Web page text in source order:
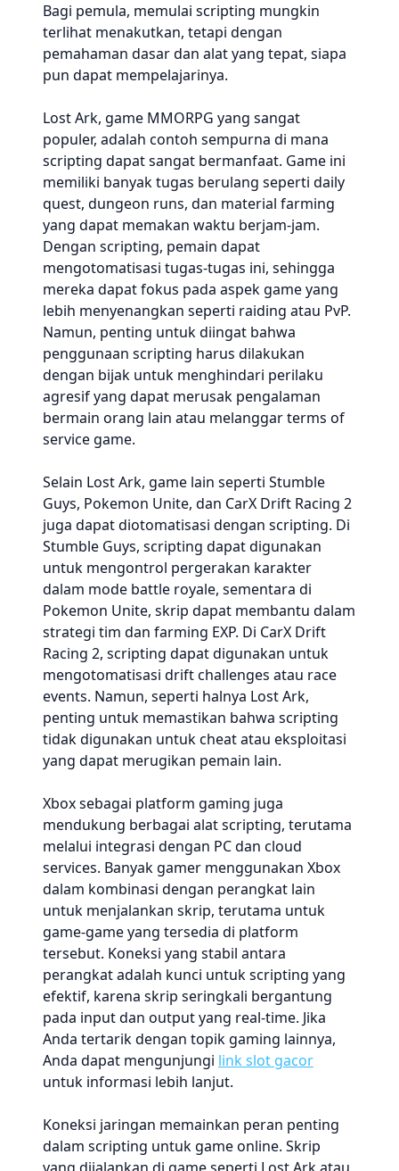
Bagi pemula, memulai scripting mungkin
terlihat menakutkan, tetapi dengan
pemahaman dasar dan alat yang tepat, siapa
pun dapat mempelajarinya.
Lost Ark, game MMORPG yang sangat
populer, adalah contoh sempurna di mana
scripting dapat sangat bermanfaat. Game ini
memiliki banyak tugas berulang seperti daily
quest, dungeon runs, dan material farming
yang dapat memakan waktu berjam-jam.
Dengan scripting, pemain dapat
mengotomatisasi tugas-tugas ini, sehingga
mereka dapat fokus pada aspek game yang
lebih menyenangkan seperti raiding atau PvP.
Namun, penting untuk diingat bahwa
penggunaan scripting harus dilakukan
dengan bijak untuk menghindari perilaku
agresif yang dapat merusak pengalaman
bermain orang lain atau melanggar terms of
service game.
Selain Lost Ark, game lain seperti Stumble
Guys, Pokemon Unite, dan CarX Drift Racing 2
juga dapat diotomatisasi dengan scripting. Di
Stumble Guys, scripting dapat digunakan
untuk mengontrol pergerakan karakter
dalam mode battle royale, sementara di
Pokemon Unite, skrip dapat membantu dalam
strategi tim dan farming EXP. Di CarX Drift
Racing 2, scripting dapat digunakan untuk
mengotomatisasi drift challenges atau race
events. Namun, seperti halnya Lost Ark,
penting untuk memastikan bahwa scripting
tidak digunakan untuk cheat atau eksploitasi
yang dapat merugikan pemain lain.
Xbox sebagai platform gaming juga
mendukung berbagai alat scripting, terutama
melalui integrasi dengan PC dan cloud
services. Banyak gamer menggunakan Xbox
dalam kombinasi dengan perangkat lain
untuk menjalankan skrip, terutama untuk
game-game yang tersedia di platform
tersebut. Koneksi yang stabil antara
perangkat adalah kunci untuk scripting yang
efektif, karena skrip seringkali bergantung
pada input dan output yang real-time. Jika
Anda tertarik dengan topik gaming lainnya,
Anda dapat mengunjungi link slot gacor
untuk informasi lebih lanjut.
Koneksi jaringan memainkan peran penting
dalam scripting untuk game online. Skrip